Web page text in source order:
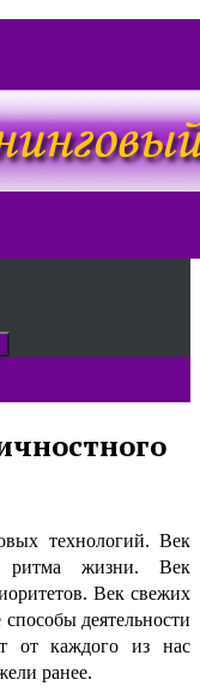
технологий. Век
ритма жизни. Век
Век свежих
деятельности
от каждого из нас
ранее.